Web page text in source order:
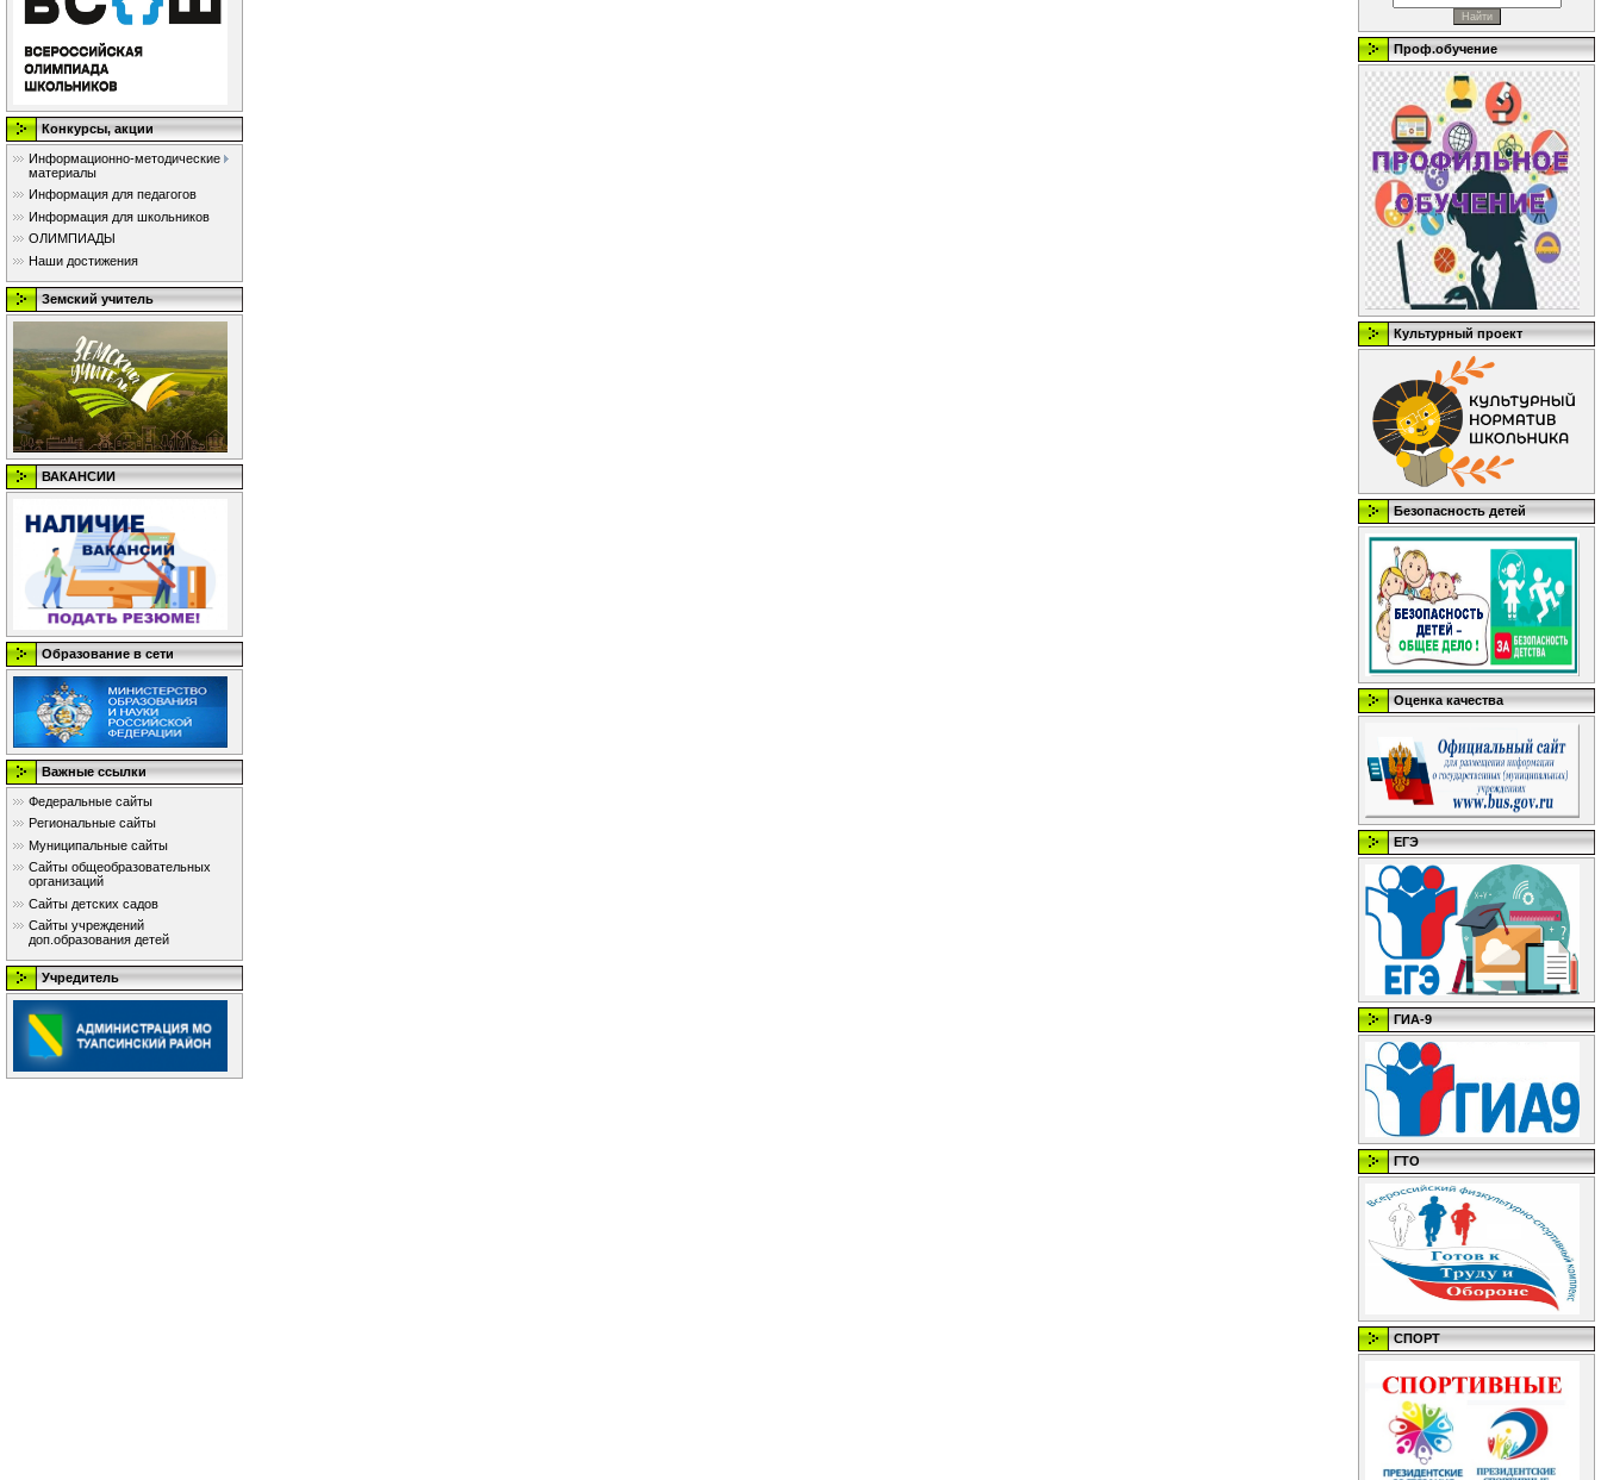
Конкурсы, акции
Информационно-методические
материалы
Информация для педагогов
Информация для школьников
ОЛИМПИАДЫ
Наши достижения
Земский учитель
ВАКАНСИИ
Образование в сети
Важные ссылки
Федеральные сайты
Региональные сайты
Муниципальные сайты
Сайты общеобразовательных
организаций
Сайты детских садов
Сайты учреждений
доп.образования детей
Учредитель
Проф.обучение
Культурный проект
Безопасность детей
Оценка качества
ЕГЭ
ГИА-9
ГТО
СПОРТ